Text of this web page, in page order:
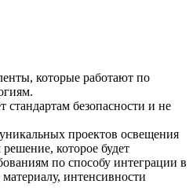
которые работают по
стандартам безопасности и не
проектов освещения
которое будет
по способу интеграции в
интенсивности